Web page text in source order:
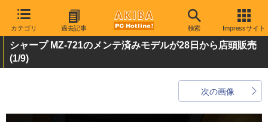
カテゴリ 過去記事 検索 Impressサイト
シャープ MZ-721のメンテ済みモデルが28日から店頭販売
(1/9)
次の画像